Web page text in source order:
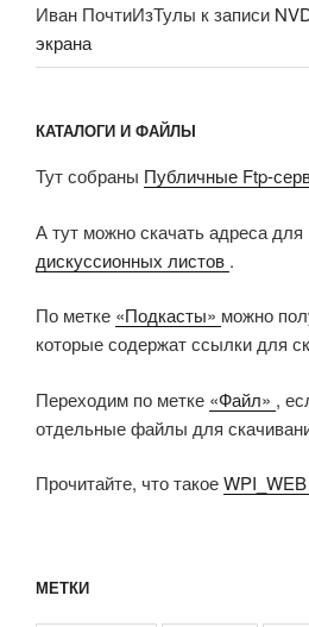
Иван ПочтиИзТулы к записи
экрана
КАТАЛОГИ И ФАЙЛЫ
Тут собраны Публичные Ftp-
А тут можно скачать адреса для
дискуссионных листов .
По метке «Подкасты» можно
которые содержат ссылки для
Переходим по метке «Файл» ,
отдельные файлы для
Прочитайте, что такоеWPI_WEB
МЕТКИ